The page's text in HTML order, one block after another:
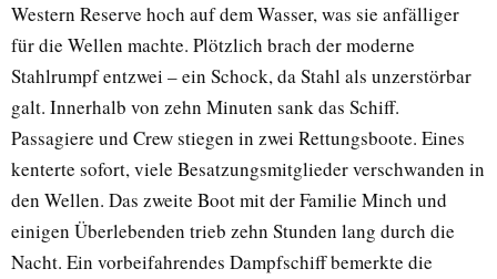
Western Reserve hoch auf dem Wasser, was sie anfälliger
für die Wellen machte. Plötzlich brach der moderne
Stahlrumpf entzwei – ein Schock, da Stahl als unzerstörbar
galt. Innerhalb von zehn Minuten sank das Schiff.
Passagiere und Crew stiegen in zwei Rettungsboote. Eines
kenterte sofort, viele Besatzungsmitglieder verschwanden in
den Wellen. Das zweite Boot mit der Familie Minch und
einigen Überlebenden trieb zehn Stunden lang durch die
Nacht. Ein vorbeifahrendes Dampfschiff bemerkte die